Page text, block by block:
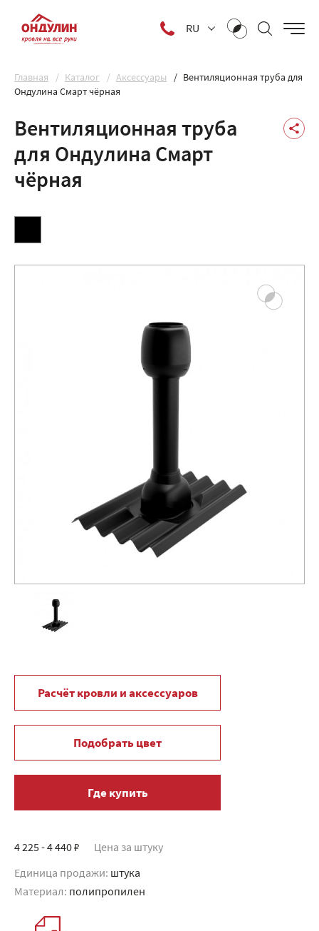
RU
Главная Каталог Аксессуары
Вентиляционная труба для
Ондулина Смарт чёрная
Вентиляционная труба
для Ондулина Смарт
чёрная
Расчёт кровли и аксессуаров
Подобрать цвет
Где купить
4 225 - 4 440 ₽ Цена за штуку
Единица продажи: штука
Материал: полипропилен